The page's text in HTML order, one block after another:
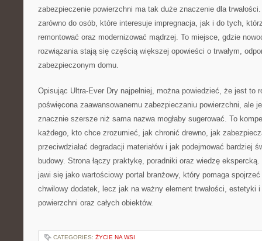
zabezpieczenie powierzchni ma tak duże znaczenie dla
zarówno do osób, które interesuje impregnacja, jak i do tych,
remontować oraz modernizować mądrzej. To miejsce, gdzie
rozwiązania stają się częścią większej opowieści o trwałym,
zabezpieczonym domu.
Opisując Ultra-Ever Dry najpełniej, można powiedzieć, że jest to
poświęcona zaawansowanemu zabezpieczaniu powierzchni, ale
znacznie szersze niż sama nazwa mogłaby sugerować. To
każdego, kto chce zrozumieć, jak chronić drewno, jak
przeciwdziałać degradacji materiałów i jak podejmować bardziej
budowy. Strona łączy praktykę, poradniki oraz wiedzę
jawi się jako wartościowy portal branżowy, który pomaga
chwilowy dodatek, lecz jak na ważny element trwałości, estetyki
powierzchni oraz całych obiektów.
CATEGORIES: ŻYCIE NA WSI